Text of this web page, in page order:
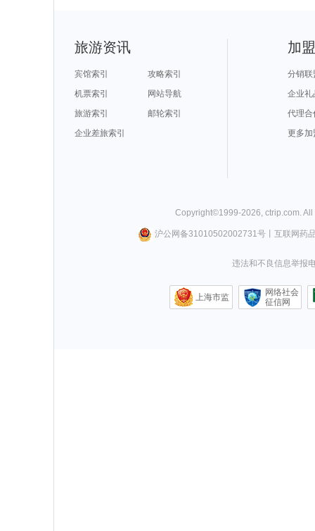
旅游资讯
宾馆索引
攻略索引
机票索引
网站导航
旅游索引
邮轮索引
企业差旅索引
加
分销联
企业礼
代理合
更多加
Copyright©1999-2026 ctrip.com .
沪公网备31010502002731号丨 互联网药
违法和不良信息举报
上海市监
网络社会
征信网